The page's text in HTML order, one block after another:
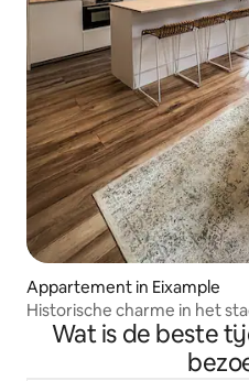
Appartement in Eixample
Historische charme in het
Wat is de beste